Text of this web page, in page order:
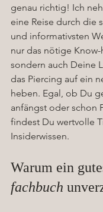
genau richtig! Ich
eine Reise durch die
und informativsten
nur das nötige
sondern auch Deine
das Piercing auf ein
heben. Egal, ob Du
anfängst oder schon
findest Du wertvolle
Insiderwissen.
Warum ein
fachbuch